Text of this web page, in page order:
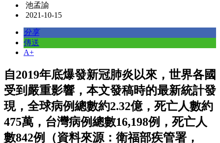
池孟諭
2021-10-15
分享
傳送
A+
自2019年底爆發新冠肺炎以來，世界各國
受到嚴重影響，本文發稿時的最新統計發
現，全球病例總數約2.32億，死亡人數約
475萬，台灣病例總數16,198例，死亡人
數842例（資料來源：衛福部疾管署，